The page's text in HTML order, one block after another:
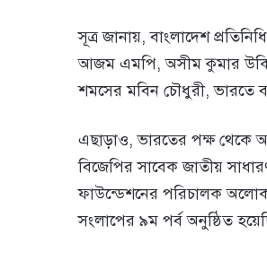
সূত্র জানায়, বাংলাদেশ
আজম এমপি, অসীম কুমার উকিল
শমসের মবিন চৌধুরী, ভারতে
এছাড়াও, ভারতের পক্ষ থেকে
বিজেপির সাবেক জাতীয়
ফাউন্ডেশনের পরিচালক অলোক
সংলাপের ৯ম পর্ব অনুষ্ঠিত